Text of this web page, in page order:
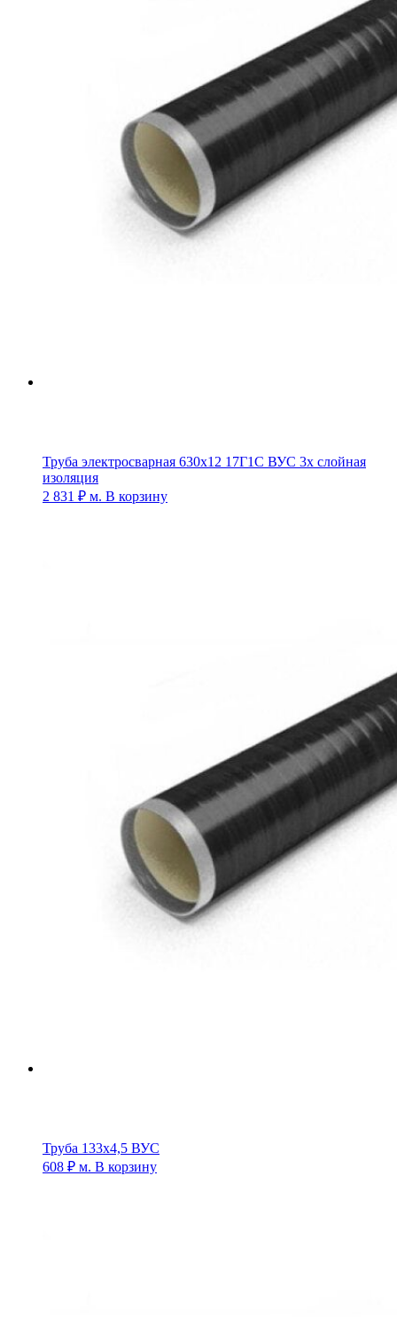
Труба электросварная 630х12 17Г1С ВУС 3х слойная
изоляция
2 831 ₽ м. В корзину
Труба 133х4,5 ВУС
608 ₽ м. В корзину